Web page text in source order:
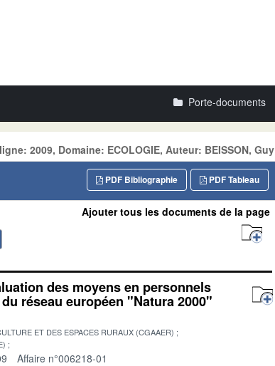
Porte-documents
2009, Domaine: ECOLOGIE, Auteur: BEISSON, Guy
PDF Tableau
PDF Bibliographie
Ajouter tous les documents de la page
des moyens en personnels
réseau européen "Natura 2000"
ET DES ESPACES RURAUX (CGAAER)
Affaire n°006218-01